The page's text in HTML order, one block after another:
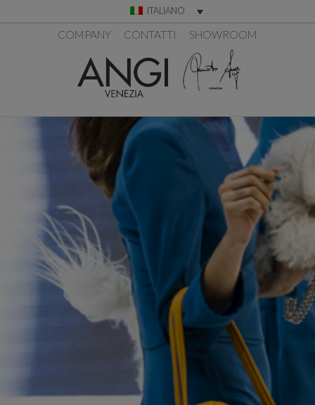
ITALIANO
COMPANY CONTATTI SHOWROOM